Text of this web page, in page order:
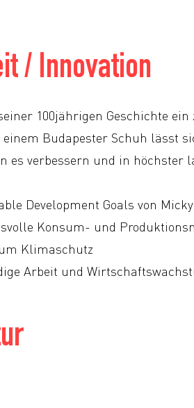
/ Innovation
100jährigen Geschichte ein
Budapester Schuh lässt
es verbessern und in höchster
Development Goals von
Konsum- und
Klimaschutz
Arbeit und